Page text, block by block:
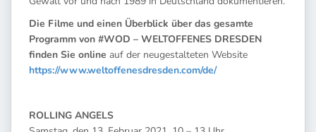
Die Filme und einen Überblick über das gesamte
Programm von #WOD – WELTOFFENES DRESDEN
finden Sie online auf der neugestalteten Website
https://www.weltoffenesdresden.com/de/
ROLLING ANGELS